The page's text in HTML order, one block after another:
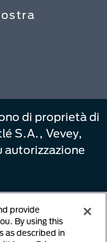
di proprietà di
S.A., Vevey,
autorizzazione
provide
By using this
as described in